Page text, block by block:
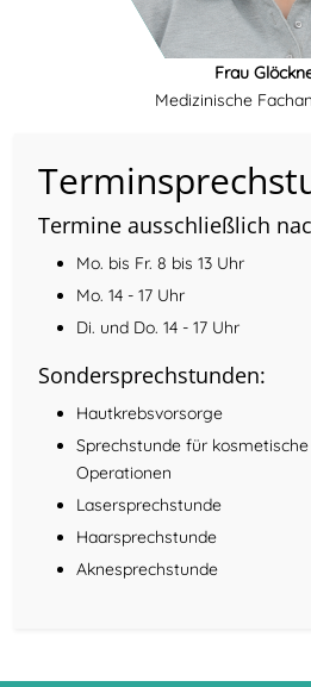
Frau
Medizinische
Termine ausschließlich
Mo. bis Fr. 8 bis 13 Uhr
Mo. 14 - 17 Uhr
Di. und Do. 14 - 17 Uhr
Sondersprechstunden:
Hautkrebsvorsorge
Sprechstunde für
Operationen
Lasersprechstunde
Haarsprechstunde
Aknesprechstunde